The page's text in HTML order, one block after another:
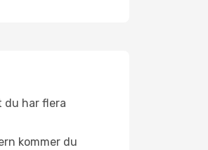
du har flera
kommer du